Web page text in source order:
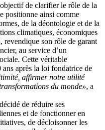
de clarifier le rôle de la
positionne ainsi comme
de la déontologie et de la
climatiques, économiques
revendique son rôle de garant
au service d’un
Cette véritable
ans après la loi fondatrice de
affirmer notre utilité
du monde», a
de réduire ses
et de fonctionner en
de décloisonner les